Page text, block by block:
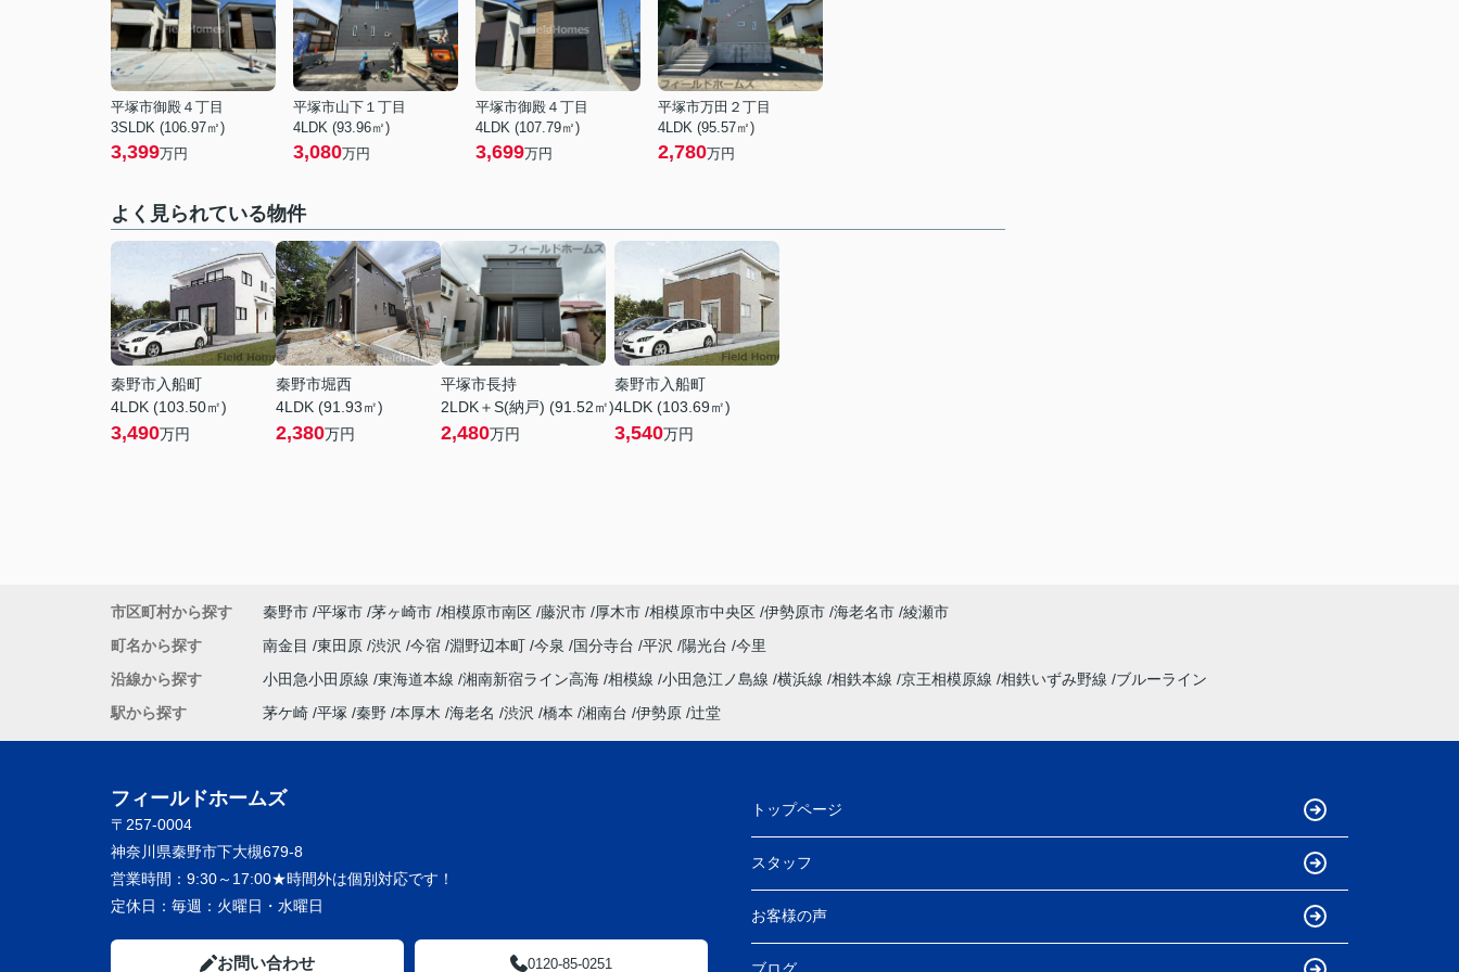
平塚市御殿４丁目
3SLDK (106.97㎡)
3,399万円
平塚市山下１丁目
4LDK (93.96㎡)
3,080万円
平塚市御殿４丁目
4LDK (107.79㎡)
3,699万円
平塚市万田２丁目
4LDK (95.57㎡)
2,780万円
よく見られている物件
秦野市入船町
4LDK (103.50㎡)
3,490万円
秦野市堀西
4LDK (91.93㎡)
2,380万円
平塚市長持
2LDK＋S(納戸) (91.52㎡)
2,480万円
秦野市入船町
4LDK (103.69㎡)
3,540万円
市区町村から探す 秦野市 平塚市 茅ヶ崎市 相模原市南区 藤沢市 厚木市 相模原市中央区 伊勢原市 海老名市 綾瀬市
町名から探す
南金目 東田原 渋沢 今宿 淵野辺本町 今泉 国分寺台 平沢 陽光台 今里
沿線から探す
小田急小田原線 東海道本線 湘南新宿ライン高海 相模線 小田急江ノ島線 横浜線 相鉄本線 京王相模原線 相鉄いずみ野線
ブルーライン
駅から探す
茅ケ崎 平塚 秦野 本厚木 海老名 渋沢 橋本 湘南台 伊勢原 辻堂
フィールドホームズ
〒257-0004
神奈川県秦野市下大槻679-8
営業時間： 9:30～17:00★時間外は個別対応です！
定休日： 毎週：火曜日・水曜日
お問い合わせ 0120-85-0251
トップページ
スタッフ
お客様の声